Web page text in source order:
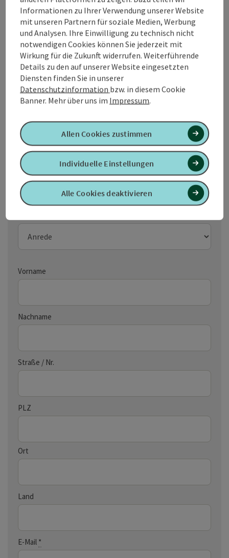
Einwilligung tritt der/die Teilnehmer:in von der Teilnahme
am Gewinnspiel zurück.
Das Gewinnspiel
Bitte alle mit*gekennzeichneten Felder ausfüllen.
Aus wie vielen Regionen besteht das
Quellenviertel?
5
Vorname
Nachname
Straße / Nr.
PLZ
Ort
Land
E-Mail *
Informationen zu Ihrer Verwendung unserer Website
mit unseren Partnern für soziale Medien, Werbung
und Analysen. Ihre Einwilligung zu technisch nicht
notwendigen Cookies können Sie jederzeit mit
Wirkung für die Zukunft widerrufen. Weiterführende
Details zu den auf unserer Website eingesetzten
Diensten finden Sie in unserer
Datenschutzinformation bzw. in diesem Cookie
Banner. Mehr über uns im Impressum.
Alle Cookies deaktivieren
Individuelle Einstellungen
Allen Cookies zustimmen